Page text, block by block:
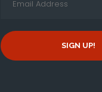
SIGN UP!